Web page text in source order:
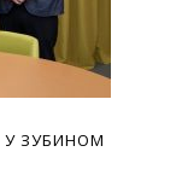
ЗУБИНОМ